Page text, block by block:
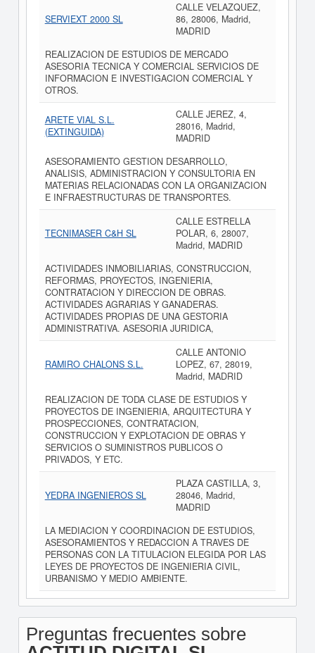
SERVIEXT 2000 SL
CALLE VELAZQUEZ,
86, 28006, Madrid,
MADRID
REALIZACION DE ESTUDIOS DE MERCADO
ASESORIA TECNICA Y COMERCIAL SERVICIOS DE
INFORMACION E INVESTIGACION COMERCIAL Y
OTROS.
ARETE VIAL S.L.
(EXTINGUIDA)
CALLE JEREZ, 4,
28016, Madrid,
MADRID
ASESORAMIENTO GESTION DESARROLLO,
ANALISIS, ADMINISTRACION Y CONSULTORIA EN
MATERIAS RELACIONADAS CON LA ORGANIZACION
E INFRAESTRUCTURAS DE TRANSPORTES.
TECNIMASER C&H SL
CALLE ESTRELLA
POLAR, 6, 28007,
Madrid, MADRID
ACTIVIDADES INMOBILIARIAS, CONSTRUCCION,
REFORMAS, PROYECTOS, INGENIERIA,
CONTRATACION Y DIRECCION DE OBRAS.
ACTIVIDADES AGRARIAS Y GANADERAS.
ACTIVIDADES PROPIAS DE UNA GESTORIA
ADMINISTRATIVA. ASESORIA JURIDICA,
RAMIRO CHALONS S.L.
CALLE ANTONIO
LOPEZ, 67, 28019,
Madrid, MADRID
REALIZACION DE TODA CLASE DE ESTUDIOS Y
PROYECTOS DE INGENIERIA, ARQUITECTURA Y
PROSPECCIONES, CONTRATACION,
CONSTRUCCION Y EXPLOTACION DE OBRAS Y
SERVICIOS O SUMINISTROS PUBLICOS O
PRIVADOS, Y ETC.
YEDRA INGENIEROS SL
PLAZA CASTILLA, 3,
28046, Madrid,
MADRID
LA MEDIACION Y COORDINACION DE ESTUDIOS,
ASESORAMIENTOS Y REDACCION A TRAVES DE
PERSONAS CON LA TITULACION ELEGIDA POR LAS
LEYES DE PROYECTOS DE INGENIERIA CIVIL,
URBANISMO Y MEDIO AMBIENTE.
Preguntas frecuentes sobre